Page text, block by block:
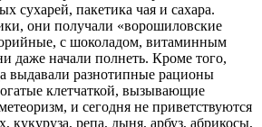
сухарей, пакетика чая и сахара.
они получали «ворошиловские
с шоколадом, витаминным
даже начали полнеть. Кроме того,
выдавали разнотипные рационы
клетчаткой, вызывающие
и сегодня не приветствуются
кукуруза, репа, дыня, арбуз, абрикосы,